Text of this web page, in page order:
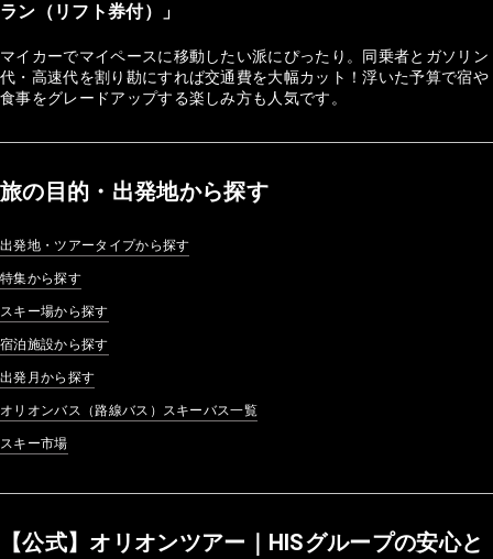
ラン（リフト券付）」
マイカーでマイペースに移動したい派にぴったり。同乗者とガソリン
代・高速代を割り勘にすれば交通費を大幅カット！浮いた予算で宿や
食事をグレードアップする楽しみ方も人気です。
旅の目的・出発地から探す
出発地・ツアータイプから探す
特集から探す
スキー場から探す
宿泊施設から探す
出発月から探す
オリオンバス（路線バス）スキーバス一覧
スキー市場
【公式】オリオンツアー｜HISグループの安心と